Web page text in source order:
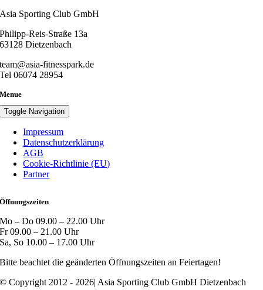
Asia Sporting Club GmbH
Philipp-Reis-Straße 13a
63128 Dietzenbach
team@asia-fitnesspark.de
Tel 06074 28954
Menue
Toggle Navigation
Impressum
Datenschutzerklärung
AGB
Cookie-Richtlinie (EU)
Partner
Öffnungszeiten
Mo – Do 09.00 – 22.00 Uhr
Fr 09.00 – 21.00 Uhr
Sa, So 10.00 – 17.00 Uhr
Bitte beachtet die geänderten Öffnungszeiten an Feiertagen!
© Copyright 2012 - 2026| Asia Sporting Club GmbH Dietzenbach